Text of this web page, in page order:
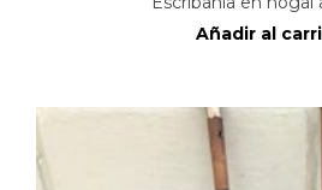
Añadir al